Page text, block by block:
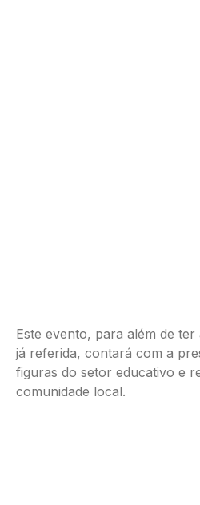
Este evento, para além de
já referida, contará com a
figuras do setor educativo e
comunidade local.